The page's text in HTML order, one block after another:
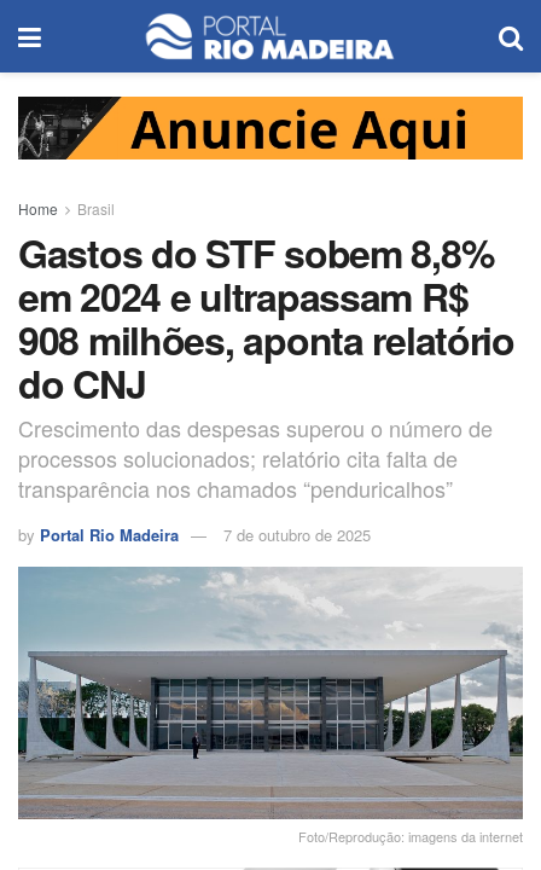
Home Brasil
Gastos do STF sobem 8,8%
em 2024 e ultrapassam R$
908 milhões, aponta relatório
do CNJ
Crescimento das despesas superou o número de
processos solucionados; relatório cita falta de
transparência nos chamados “penduricalhos”
by Portal Rio Madeira 7 de outubro de 2025
Foto/Reprodução: imagens da internet